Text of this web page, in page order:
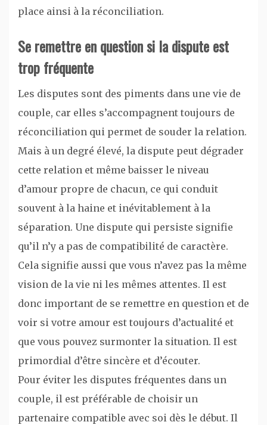
place ainsi à la réconciliation.
Se remettre en question si la dispute est
trop fréquente
Les disputes sont des piments dans une vie de
couple, car elles s’accompagnent toujours de
réconciliation qui permet de souder la relation.
Mais à un degré élevé, la dispute peut dégrader
cette relation et même baisser le niveau
d’amour propre de chacun, ce qui conduit
souvent à la haine et inévitablement à la
séparation. Une dispute qui persiste signifie
qu’il n’y a pas de compatibilité de caractère.
Cela signifie aussi que vous n’avez pas la même
vision de la vie ni les mêmes attentes. Il est
donc important de se remettre en question et de
voir si votre amour est toujours d’actualité et
que vous pouvez surmonter la situation. Il est
primordial d’être sincère et d’écouter.
Pour éviter les disputes fréquentes dans un
couple, il est préférable de choisir un
partenaire compatible avec soi dès le début. Il